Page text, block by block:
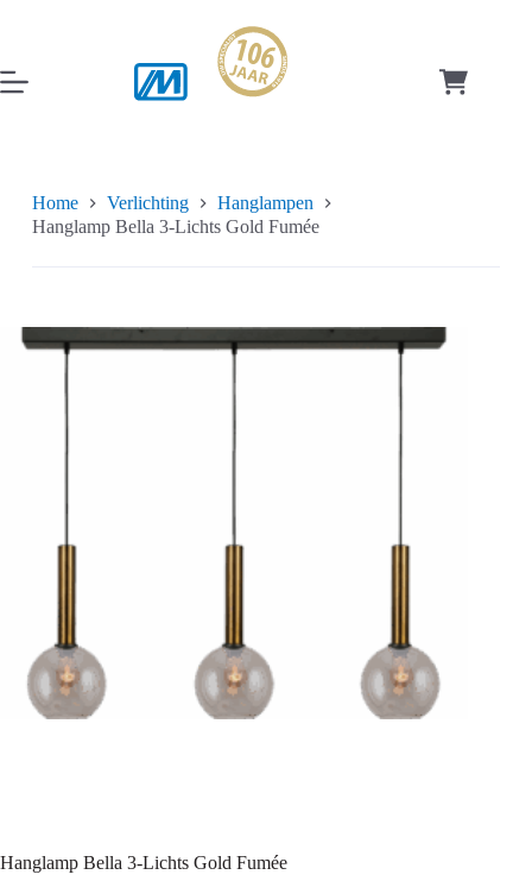
inhoud
Home Verlichting
Hanglampen
Hanglamp Bella 3-Lichts Gold Fumée
Hanglamp Bella 3-Lichts Gold Fumée